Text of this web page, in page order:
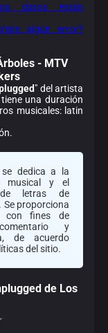
datos están
algún error?
- MTV
" del artista
una duración
musicales: latin
dedica a la
musical y el
letras de
Se proporciona
con fines de
y
de acuerdo
del sitio.
de Los